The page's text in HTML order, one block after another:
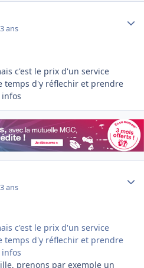
ans
c'est le prix d'un service
temps d'y réflechir et prendre
ans
c'est le prix d'un service
temps d'y réflechir et prendre
prenons par exemple un